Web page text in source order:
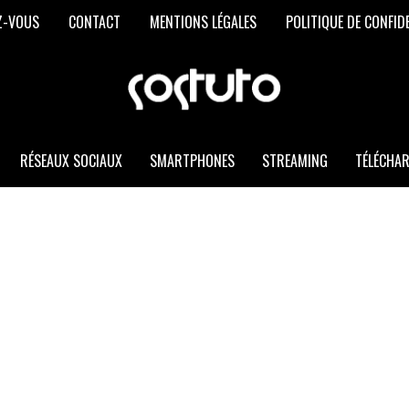
VOUS CONTACT MENTIONS LÉGALES POLITIQUE DE
SOSTUTO
Les
et
RÉSEAUX SOCIAUX SMARTPHONES STREAMING